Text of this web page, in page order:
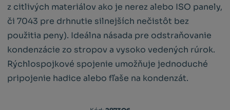
z citlivých materiálov ako je nerez alebo ISO panely,
či 7043 pre drhnutie silnejších nečistôt bez
použitia peny). Ideálna násada pre odstraňovanie
kondenzácie zo stropov a vysoko vedených rúrok.
Rýchlospojkové spojenie umožňuje jednoduché
pripojenie hadice alebo fľaše na kondenzát.